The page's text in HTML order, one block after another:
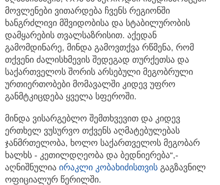
მოვლენები ვითარდება ჩვენს რეგიონში
ხანგრძლივი მშვიდობისა და სტაბილურობის
დამყარების თვალსაზრისით. აქედან
გამომდინარე, მინდა გამოვთქვა რწმენა, რომ
თქვენი ძალისხმევის შედეგად თურქეთსა და
საქართველოს შორის არსებული მეგობრული
ურთიერთობები მომავალში კიდევ უფრო
განმტკიცდება ყველა სფეროში.
მინდა ვისარგებლო შემთხვევით და კიდევ
ერთხელ ვუსურვო თქვენს აღმატებულებას
ჯანმრთელობა, ხოლო საქართველოს მეგობარ
ხალხს - კეთილდღეობა და ბედნიერება“,-
აღნიშნულია ირაკლი კობახიძისთვის გაგზავნილ
ოფიციალურ წერილში.